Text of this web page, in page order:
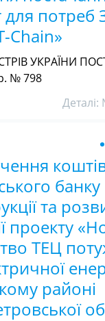
для потреб
Chain»
УКРАЇНИ
№ 798
банку
та
проекту
ТЕЦ
районі